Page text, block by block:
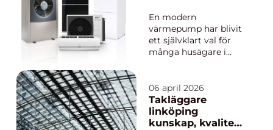
andra åka snålskjuts
på det du har byggt
u...
kustklimatet
En modern
värmepump har blivit
ett självklart val för
många husägare i
vintrarna är långa och
elpriserna kan variera
kraftigt, söker många
en lösning som både
06 april 2026
Takläggare
linköping
kunskap, kvalitet